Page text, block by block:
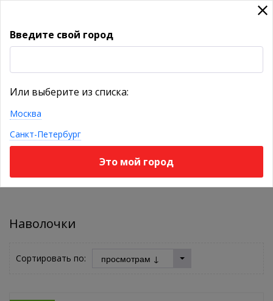
Фильтр
Наволочки
Сортировать по:
Введите свой город
Или выберите из списка:
Москва
Санкт-Петербург
Это мой город